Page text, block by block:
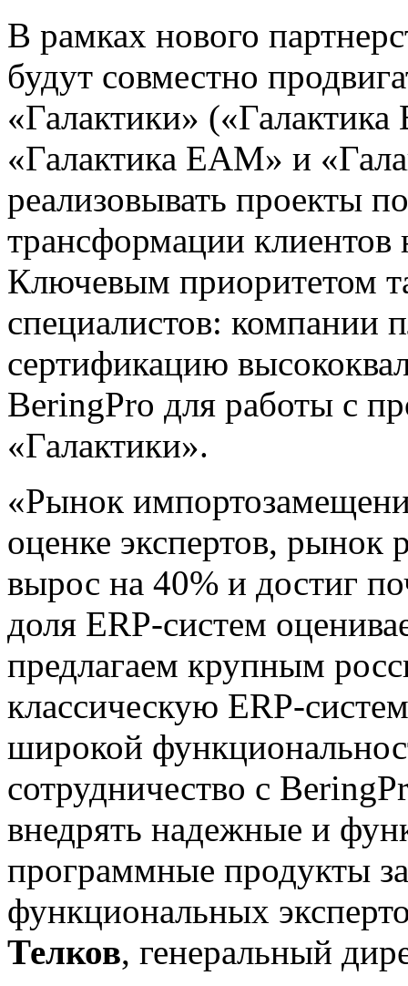
В рамках нового
будут совместно
«Галактики»
«Галактика EAM» и
реализовывать проекты
трансформации клиентов
Ключевым приоритетом
специалистов: компании
сертификацию
BeringPro для работы с
«Галактики».
«Рынок
оценке экспертов,
вырос на 40% и достиг
доля ERP-систем
предлагаем крупным
классическую ERP-
широкой
сотрудничество с
внедрять надежные и
программные продукты
функциональных
Телков, генеральный